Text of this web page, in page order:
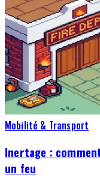
Mobilité & Transport
Inertage :
un feu